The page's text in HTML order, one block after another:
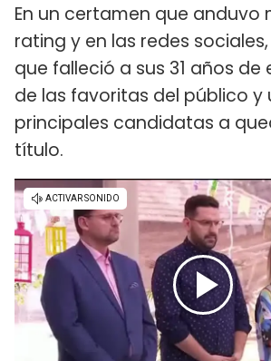
En un certamen que anduvo
rating y en las redes
que falleció a sus 31 años
de las favoritas del público y
principales candidatas a
título.